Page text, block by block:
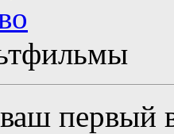
первый